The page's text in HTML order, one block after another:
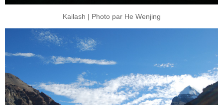
Kailash | Photo par He Wenjing